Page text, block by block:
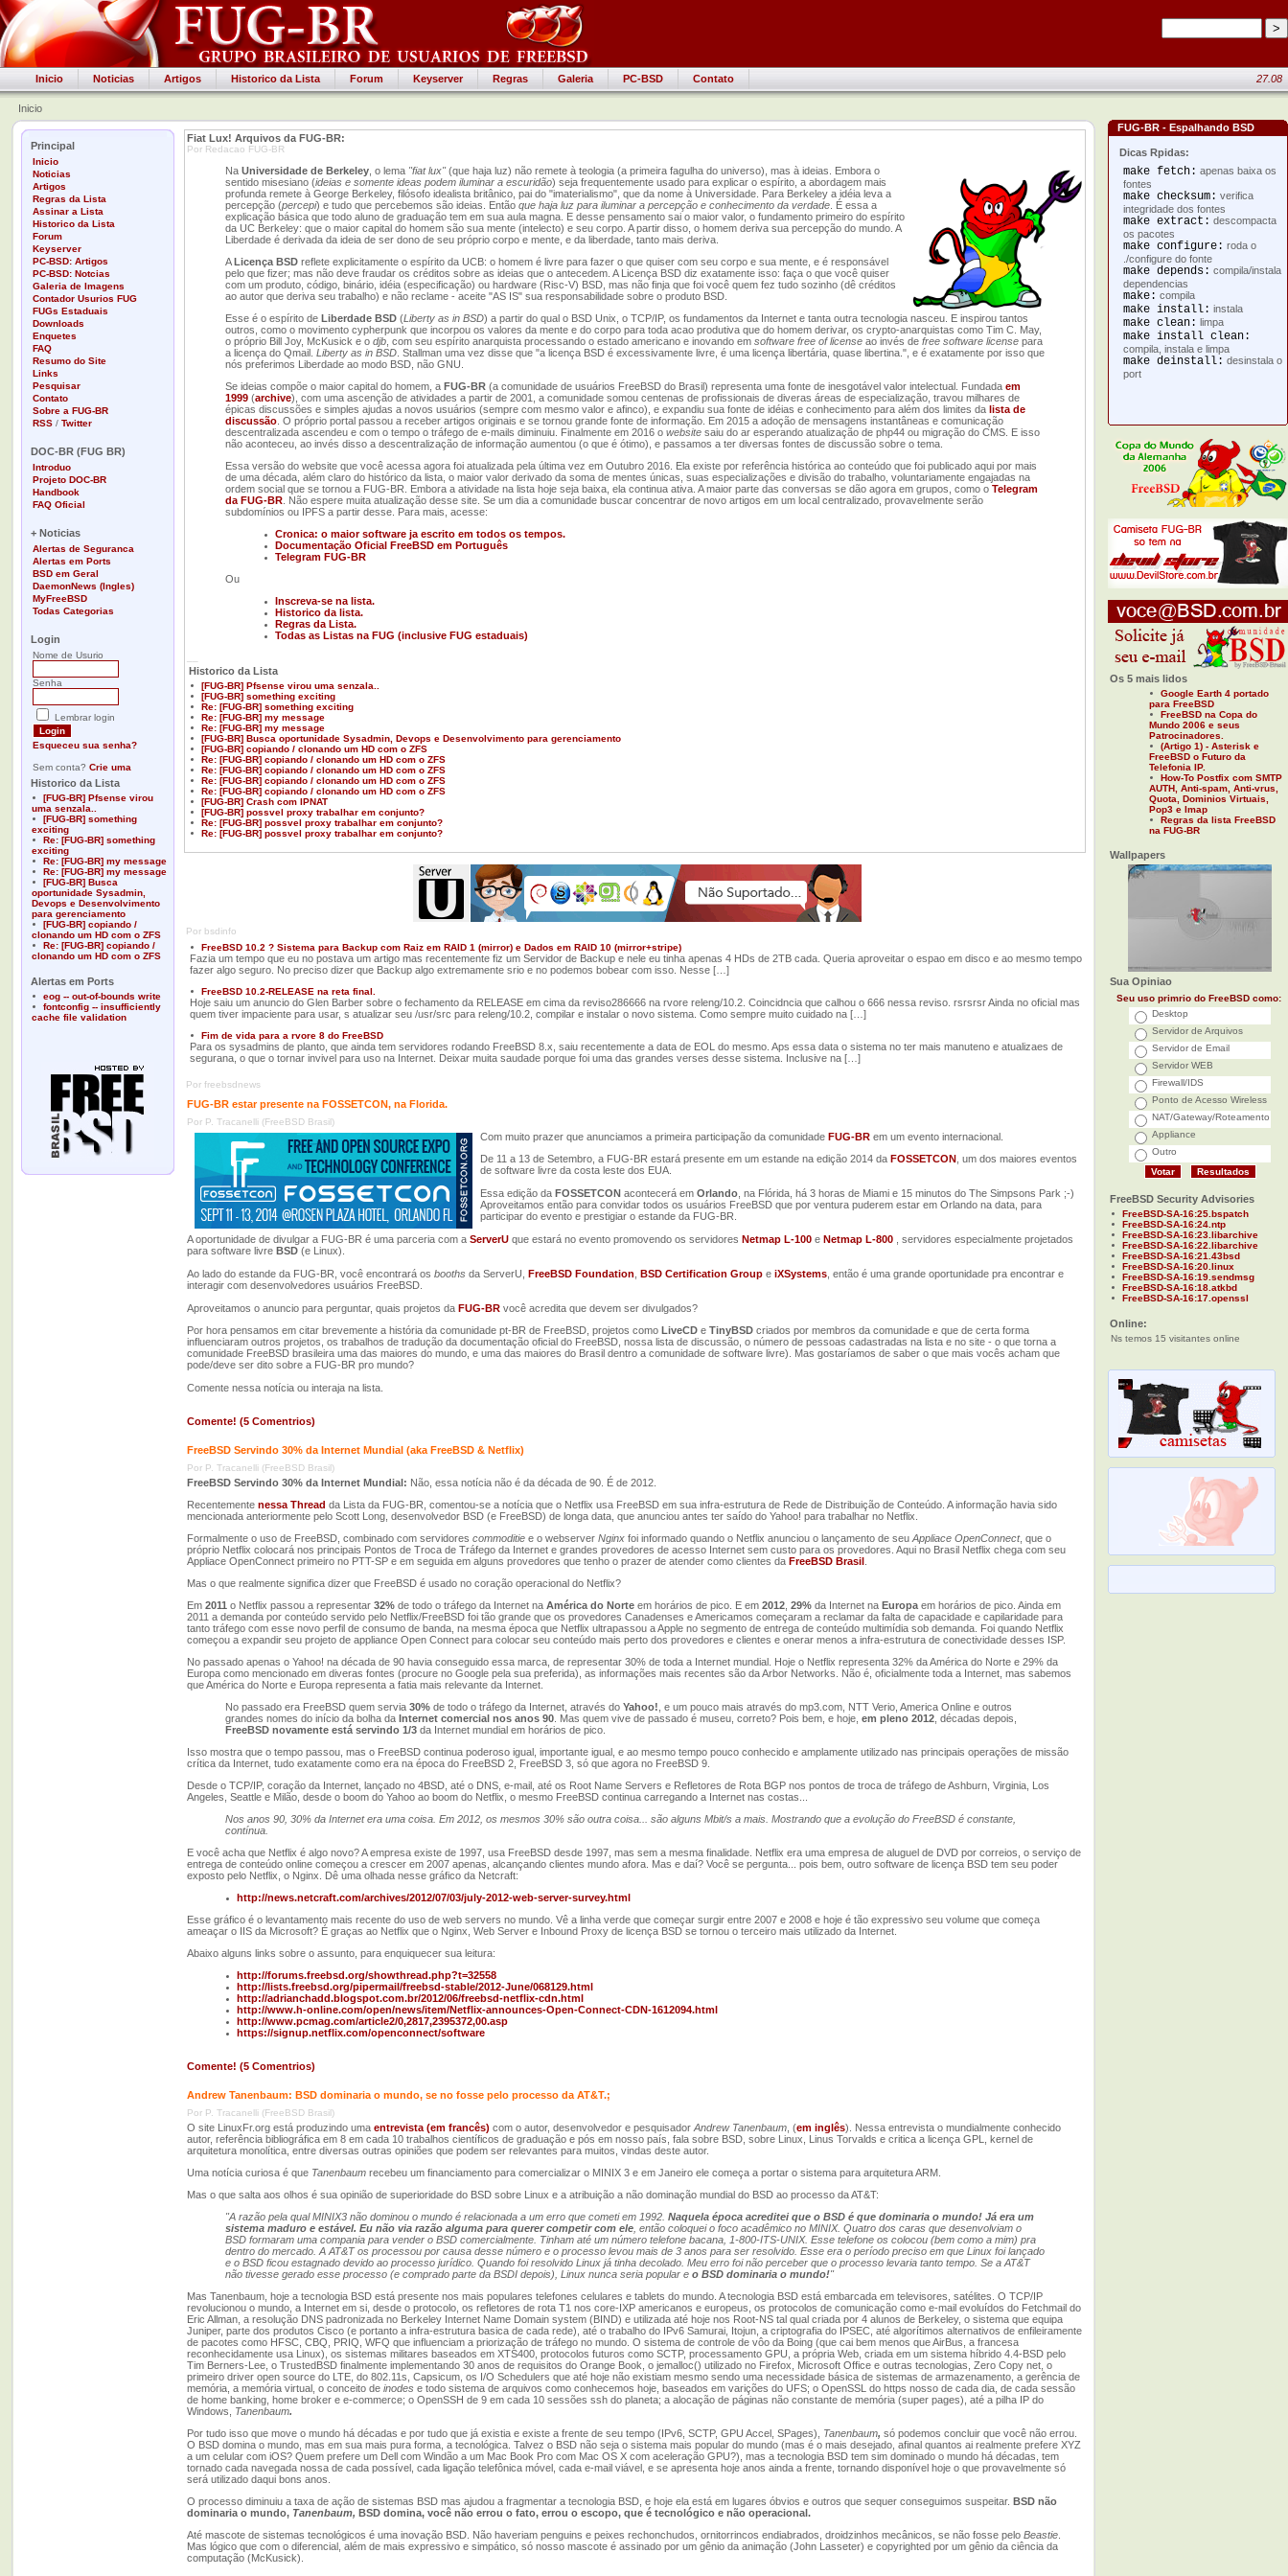
Inicio Noticias Artigos Historico da Lista Forum Keyserver Regras Galeria PC-BSD Contato 27.08
Inicio
Principal
Inicio
Noticias
Artigos
Regras da Lista
Assinar a Lista
Historico da Lista
Forum
Keyserver
PC-BSD: Artigos
PC-BSD: Notcias
Galeria de Imagens
Contador Usurios FUG
FUGs Estaduais
Downloads
Enquetes
FAQ
Resumo do Site
Links
Pesquisar
Contato
Sobre a FUG-BR
RSS / Twitter
DOC-BR (FUG BR)
Introduo
Projeto DOC-BR
Handbook
FAQ Oficial
+ Noticias
Alertas de Seguranca
Alertas em Ports
BSD em Geral
DaemonNews (Ingles)
MyFreeBSD
Todas Categorias
Login
Nome de Usurio
Senha
Lembrar login
Esqueceu sua senha?
Sem conta? Crie uma
Historico da Lista
[FUG-BR] Pfsense virou
uma senzala..
[FUG-BR] something
exciting
Re: [FUG-BR] something
exciting
Re: [FUG-BR] my message
Re: [FUG-BR] my message
[FUG-BR] Busca
oportunidade Sysadmin,
Devops e Desenvolvimento
para gerenciamento
[FUG-BR] copiando /
clonando um HD com o ZFS
Re: [FUG-BR] copiando /
clonando um HD com o ZFS
Alertas em Ports
eog -- out-of-bounds write
fontconfig -- insufficiently
cache file validation
Fiat Lux! Arquivos da FUG-BR:
Por Redacao FUG-BR
Na Universidade de Berkeley , o lema "fiat lux"(que haja luz) não remete à teologia (a primeira fagulha do universo), mas à ideias. Embora o
sentido misesiano (ideias e somente ideas podem iluminar a escuridão) seja frequentemente usado para explicar o espírito, a abordagem mais
profunda remete à George Berkeley, filósofo idealista britânico, pai do "imaterialismo", que da nome à Universidade. Para Berkeley a idéia leva a
percepção (percepi) e tudo que percebemos são ideias. Então que haja luz para iluminar a percepção e conhecimento da verdade . É essa a
explicação básica que todo aluno de graduação tem em sua aula magna. E desse pensamento sai o maior valor, o fundamento primeiro do espírito
da UC Berkeley: que o maior capital do homem são sua mente (intelecto) e seu corpo. A partir disso, o homem deriva sua percepção do mundo. A
Liberdade é derivada da ideia de ser dono de seu próprio corpo e mente, e da liberdade, tanto mais deriva.
ALicença BSD reflete explicitamente o espírito da UCB: o homem é livre para fazer o que quiser com seu corpo e sua mente, e é responsável
pelo que fizer; mas não deve fraudar os créditos sobre as ideias que o antecedem. A Licença BSD diz exatamente isso: faça o que você quiser
com um produto, código, binário, idéia (especificação) ou hardware (Risc-V) BSD, mas não finja que foi você quem fez tudo sozinho (dê créditos
ao autor que deriva seu trabalho) e não reclame - aceite "AS IS" sua responsabilidade sobre o produto BSD.
Esse é o espírito de Liberdade BSD (Liberty as in BSD) a partir do qual o BSD Unix, o TCP/IP, os fundamentos da Internet e tanta outra tecnologia nasceu. E inspirou tantos
outros, como o movimento cypherpunk que incorpou os valores da mente e do corpo para toda acao produtiva que do homem derivar, os crypto-anarquistas como Tim C. May,
o próprio Bill Joy, McKusick e o djb , com seu espírito anarquista processando o estado americano e inovando em software free of license ao invés de free software license para
a licença do Qmail. Liberty as in BSD . Stallman uma vez disse que "a licença BSD é excessivamente livre, é uma licença libertária, quase libertina.", e é exatamente por isso que
nós preferimos Liberdade ao modo BSD, não GNU.
Se ideias compõe o maior capital do homem, a FUG-BR (a comunidade de usuários FreeBSD do Brasil) representa uma fonte de inesgotável valor intelectual. Fundada em
1999 (archive), com uma ascenção de atividades a partir de 2001, a comunidade somou centenas de profissionais de diveras áreas de especialização, travou milhares de
épicas discussões e simples ajudas a novos usuários (sempre com mesmo valor e afinco), e expandiu sua fonte de idéias e conhecimento para além dos limites da lista de
discussão . O próprio portal passou a receber artigos originais e se tornou grande fonte de informação. Em 2015 a adoção de mensagens instantâneas e comunicação
descentralizada ascendeu e com o tempo o tráfego de e-mails diminuiu. Finalmente em 2016 o website saiu do ar esperando atualização de php44 ou migração do CMS. E isso
não aconteceu, ao invés disso a descentralização de informação aumentou (o que é ótimo), e passamos a ter diversas fontes de discussão sobre o tema.
Essa versão do website que você acessa agora foi atualizada pela última vez em Outubro 2016. Ela existe por referência histórica ao conteúdo que foi publicado aqui por mais
de uma década, além claro do histórico da lista, o maior valor derivado da soma de mentes únicas, suas especializações e divisão do trabalho, voluntariamente engajadas na
ordem social que se tornou a FUG-BR. Embora a atividade na lista hoje seja baixa, ela continua ativa. A maior parte das conversas se dão agora em grupos, como o Telegram
da FUG-BR . Não espere muita atualização desse site. Se um dia a comunidade buscar concentrar de novo artigos em um local centralizado, provavelmente serão
subdomínios ou IPFS a partir desse. Para mais, acesse:
Cronica: o maior software ja escrito em todos os tempos.
Documentação Oficial FreeBSD em Português
Telegram FUG-BR
Ou
Inscreva-se na lista.
Historico da lista.
Regras da Lista.
Todas as Listas na FUG (inclusive FUG estaduais)
Historico da Lista
[FUG-BR] Pfsense virou uma senzala..
[FUG-BR] something exciting
Re: [FUG-BR] something exciting
Re: [FUG-BR] my message
Re: [FUG-BR] my message
[FUG-BR] Busca oportunidade Sysadmin, Devops e Desenvolvimento para gerenciamento
[FUG-BR] copiando / clonando um HD com o ZFS
Re: [FUG-BR] copiando / clonando um HD com o ZFS
Re: [FUG-BR] copiando / clonando um HD com o ZFS
Re: [FUG-BR] copiando / clonando um HD com o ZFS
Re: [FUG-BR] copiando / clonando um HD com o ZFS
[FUG-BR] Crash com IPNAT
[FUG-BR] possvel proxy trabalhar em conjunto?
Re: [FUG-BR] possvel proxy trabalhar em conjunto?
Re: [FUG-BR] possvel proxy trabalhar em conjunto?
Por bsdinfo
FreeBSD 10.2 ? Sistema para Backup com Raiz em RAID 1 (mirror) e Dados em RAID 10 (mirror+stripe)
Fazia um tempo que eu no postava um artigo mas recentemente fiz um Servidor de Backup e nele eu tinha apenas 4 HDs de 2TB cada. Queria aproveitar o espao em disco e ao mesmo tempo
fazer algo seguro. No preciso dizer que Backup algo extremamente srio e no podemos bobear com isso. Nesse […]
FreeBSD 10.2-RELEASE na reta final.
Hoje saiu um anuncio do Glen Barber sobre o fechamento da RELEASE em cima da reviso286666 na rvore releng/10.2. Coincidncia que calhou o 666 nessa reviso. rsrsrsr Ainda no oficial mas
quem tiver impaciente para usar, s atualizar seu /usr/src para releng/10.2, compilar e instalar o novo sistema. Como sempre muito cuidado na […]
Fim de vida para a rvore 8 do FreeBSD
Para os sysadmins de planto, que ainda tem servidores rodando FreeBSD 8.x, saiu recentemente a data de EOL do mesmo. Aps essa data o sistema no ter mais manuteno e atualizaes de
segurana, o que o tornar invivel para uso na Internet. Deixar muita saudade porque foi uma das grandes verses desse sistema. Inclusive na […]
Por freebsdnews
FUG-BR estar presente na FOSSETCON, na Florida.
Por P. Tracanelli (FreeBSD Brasil)
Com muito prazer que anunciamos a primeira participação da comunidade FUG-BR em um evento internacional.
De 11 a 13 de Setembro, a FUG-BR estará presente em um estande na edição 2014 da FOSSETCON , um dos maiores eventos
de software livre da costa leste dos EUA.
Essa edição da FOSSETCON acontecerá em Orlando , na Flórida, há 3 horas de Miami e 15 minutos do The Simpsons Park ;-)
Aproveitamos então para convidar todos os usuários FreeBSD que por ventura puderem estar em Orlando na data, para
participar do evento e prestigiar o estande da FUG-BR.
A oportunidade de divulgar a FUG-BR é uma parceria com a ServerU que estará no evento promovendo os servidores Netmap L-100 e Netmap L-800 , servidores especialmente projetados
para software livre BSD (e Linux).
Ao lado do estande da FUG-BR, você encontrará os booths da ServerU, FreeBSD Foundation BSD Certification Group e iXSystems , então é uma grande oportunidade pra encontrar e
interagir com desenvolvedores usuários FreeBSD.
Aproveitamos o anuncio para perguntar, quais projetos da FUG-BR você acredita que devem ser divulgados?
Por hora pensamos em citar brevemente a história da comunidade pt-BR de FreeBSD, projetos como LiveCD e TinyBSD criados por membros da comunidade e que de certa forma
influenciaram outros projetos, os trabalhos de tradução da documentação oficial do FreeBSD, nossa lista de discussão, o número de pessoas cadastradas na lista e no site - o que torna a
comunidade FreeBSD brasileira uma das maiores do mundo, e uma das maiores do Brasil dentro a comunidade de software livre). Mas gostaríamos de saber o que mais vocês acham que
pode/deve ser dito sobre a FUG-BR pro mundo?
Comente nessa notícia ou interaja na lista.
Comente! (5 Comentrios)
FreeBSD Servindo 30% da Internet Mundial (aka FreeBSD & Netflix)
Por P. Tracanelli (FreeBSD Brasil)
FreeBSD Servindo 30% da Internet Mundial: Não, essa notícia não é da década de 90. É de 2012.
Recentemente nessa Thread da Lista da FUG-BR, comentou-se a notícia que o Netflix usa FreeBSD em sua infra-estrutura de Rede de Distribuição de Conteúdo. A informação havia sido
mencionada anteriormente pelo Scott Long, desenvolvedor BSD (e FreeBSD) de longa data, que anunciou antes ter saído do Yahoo! para trabalhar no Netflix.
Formalmente o uso de FreeBSD, combinado com servidores commoditie e o webserver Nginx foi informado quando o Netflix anunciou o lançamento de seu Appliace OpenConnect, que o
próprio Netflix colocará nos principais Pontos de Troca de Tráfego da Internet e grandes provedores de acesso Internet sem custo para os provedores. Aqui no Brasil Netflix chega com seu
Appliace OpenConnect primeiro no PTT-SP e em seguida em alguns provedores que tenho o prazer de atender como clientes da FreeBSD Brasil
Mas o que realmente significa dizer que FreeBSD é usado no coração operacional do Netflix?
Em 2011 o Netflix passou a representar 32% de todo o tráfego da Internet na América do Norte em horários de pico. E em 2012 29% da Internet na Europa em horários de pico. Ainda em
2011 a demanda por conteúdo servido pelo Netflix/FreeBSD foi tão grande que os provedores Canadenses e Americamos começaram a reclamar da falta de capacidade e capilaridade para
tanto tráfego com esse novo perfil de consumo de banda, na mesma época que Netflix ultrapassou a Apple no segmento de entrega de conteúdo multimídia sob demanda. Foi quando Netflix
começou a expandir seu projeto de appliance Open Connect para colocar seu conteúdo mais perto dos provedores e clientes e onerar menos a infra-estrutura de conectividade desses ISP.
No passado apenas o Yahoo! na década de 90 havia conseguido essa marca, de representar 30% de toda a Internet mundial. Hoje o Netflix representa 32% da América do Norte e 29% da
Europa como mencionado em diveras fontes (procure no Google pela sua preferida), as informações mais recentes são da Arbor Networks. Não é, oficialmente toda a Internet, mas sabemos
que América do Norte e Europa representa a fatia mais relevante da Internet.
No passado era FreeBSD quem servia 30% de todo o tráfego da Internet, através do Yahoo! , e um pouco mais através do mp3.com, NTT Verio, America Online e outros
grandes nomes do início da bolha da Internet comercial nos anos 90 . Mas quem vive de passado é museu, correto? Pois bem, e hoje, em pleno 2012 , décadas depois,
FreeBSD novamente está servindo 1/3 da Internet mundial em horários de pico.
Isso mostra que o tempo passou, mas o FreeBSD continua poderoso igual, importante igual, e ao mesmo tempo pouco conhecido e amplamente utilizado nas principais operações de missão
crítica da Internet, tudo exatamente como era na época do FreeBSD 2, FreeBSD 3, só que agora no FreeBSD 9.
Desde o TCP/IP, coração da Internet, lançado no 4BSD, até o DNS, e-mail, até os Root Name Servers e Refletores de Rota BGP nos pontos de troca de tráfego de Ashburn, Virginia, Los
Angeles, Seattle e Milão, desde o boom do Yahoo ao boom do Netflix, o mesmo FreeBSD continua carregando a Internet nas costas...
Nos anos 90, 30% da Internet era uma coisa. Em 2012, os mesmos 30% são outra coisa... são alguns Mbit/s a mais. Mostrando que a evolução do FreeBSD é constante,
contínua.
E você acha que Netflix é algo novo? A empresa existe de 1997, usa FreeBSD desde 1997, mas sem a mesma finalidade. Netflix era uma empresa de aluguel de DVD por correios, o serviço de
entrega de conteúdo online começou a crescer em 2007 apenas, alcançando clientes mundo afora. Mas e daí? Você se pergunta... pois bem, outro software de licença BSD tem seu poder
exposto pelo Netflix, o Nginx. Dê uma olhada nesse gráfico da Netcraft:
http://news.netcraft.com/archives/2012/07/03/july-2012-web-server-survey.html
Esse gráfico é o levantamento mais recente do uso de web servers no mundo. Vê a linha verde que começar surgir entre 2007 e 2008 e hoje é tão expressivo seu volume que começa
ameaçar o IIS da Microsoft? É graças ao Netflix que o Nginx, Web Server e Inbound Proxy de licença BSD se tornou o terceiro mais utilizado da Internet.
Abaixo alguns links sobre o assunto, para enquiquecer sua leitura:
http://forums.freebsd.org/showthread.php?t=32558
http://lists.freebsd.org/pipermail/freebsd-stable/2012-June/068129.html
http://adrianchadd.blogspot.com.br/2012/06/freebsd-netflix-cdn.html
http://www.h-online.com/open/news/item/Netflix-announces-Open-Connect-CDN-1612094.html
http://www.pcmag.com/article2/0,2817,2395372,00.asp
https://signup.netflix.com/openconnect/software
Comente! (5 Comentrios)
Andrew Tanenbaum: BSD dominaria o mundo, se no fosse pelo processo da AT&T.;
Por P. Tracanelli (FreeBSD Brasil)
O site LinuxFr.org está produzindo uma entrevista (em francês) com o autor, desenvolvedor e pesquisador Andrew Tanenbaum , (em inglês). Nessa entrevista o mundialmente conhecido
autor, referência bibliográfica em 8 em cada 10 trabalhos científicos de graduação e pós em nosso país, fala sobre BSD, sobre Linux, Linus Torvalds e critica a licença GPL, kernel de
arquitetura monolítica, entre diversas outras opiniões que podem ser relevantes para muitos, vindas deste autor.
Uma notícia curiosa é que Tanenbaum recebeu um financiamento para comercializar o MINIX 3 e em Janeiro ele começa a portar o sistema para arquitetura ARM.
Mas o que salta aos olhos é sua opinião de superioridade do BSD sobre Linux e a atribuição a não dominação mundial do BSD ao processo da AT&T:
"A razão pela qual MINIX3 não dominou o mundo é relacionada a um erro que cometi em 1992. Naquela época acreditei que o BSD é que dominaria o mundo! Já era um
sistema maduro e estável. Eu não via razão alguma para querer competir com ele , então coloquei o foco acadêmico no MINIX. Quatro dos caras que desenvolviam o
BSD formaram uma compania para vender o BSD comercialmente. Tinham até um número telefone bacana, 1-800-ITS-UNIX. Esse telefone os colocou (bem como a mim) pra
dentro do mercado. A AT&T os processou por causa desse número e o processo levou mais de 3 anos para ser resolvido. Esse era o período preciso em que Linux foi lançado
e o BSD ficou estagnado devido ao processo jurídico. Quando foi resolvido Linux já tinha decolado. Meu erro foi não perceber que o processo levaria tanto tempo. Se a AT&T
não tivesse gerado esse processo (e comprado parte da BSDI depois), Linux nunca seria popular e o BSD dominaria o mundo!"
Mas Tanenbaum, hoje a tecnologia BSD está presente nos mais populares telefones celulares e tablets do mundo. A tecnologia BSD está embarcada em televisores, satélites. O TCP/IP
revolucionou o mundo, a Internet em si, desde o protocolo, os refletores de rota T1 nos core-IXP americanos e europeus, os protocolos de comunicação como e-mail evoluídos do Fetchmail do
Eric Allman, a resolução DNS padronizada no Berkeley Internet Name Domain system (BIND) e utilizada até hoje nos Root-NS tal qual criada por 4 alunos de Berkeley, o sistema que equipa
Juniper, parte dos produtos Cisco (e portanto a infra-estrutura basica de cada rede), até o trabalho do IPv6 Samurai, Itojun, a criptografia do IPSEC, até algorítimos alternativos de enfileiramente
de pacotes como HFSC, CBQ, PRIQ, WFQ que influenciam a priorização de tráfego no mundo. O sistema de controle de vôo da Boing (que cai bem menos que AirBus, a francesa
reconhecidamente usa Linux), os sistemas militares baseados em XTS400, protocolos futuros como SCTP, processamento GPU, a própria Web, criada em um sistema híbrido 4.4-BSD pelo
Tim Berners-Lee, o TrustedBSD finalmente implementando 30 anos de requisitos do Orange Book, o jemalloc() utilizado no Firefox, Microsoft Office e outras tecnologias, Zero Copy net, o
primeiro driver open source do LTE, do 802.11s, Capsicum, os I/O Schedulers que até hoje não existiam mesmo sendo uma necessidade básica de sistemas de armazenamento, a gerência de
memória, a memória virtual, o conceito de inodes e todo sistema de arquivos como conhecemos hoje, baseados em varições do UFS; o OpenSSL do https nosso de cada dia, de cada sessão
de home banking, home broker e e-commerce; o OpenSSH de 9 em cada 10 sessões ssh do planeta; a alocação de páginas não constante de memória (super pages), até a pilha IP do
Windows, Tanenbaum.
Por tudo isso que move o mundo há décadas e por tudo que já existia e existe a frente de seu tempo (IPv6, SCTP, GPU Accel, SPages),
Tanenbaum, só podemos concluir que você não errou.
O BSD domina o mundo, mas em sua mais pura forma, a tecnológica. Talvez o BSD não seja o sistema mais popular do mundo (mas é o mais desejado, afinal quantos ai realmente prefere XYZ
a um celular com iOS? Quem prefere um Dell com Windão a um Mac Book Pro com Mac OS X com aceleração GPU?), mas a tecnologia BSD tem sim dominado o mundo há décadas, tem
tornado cada navegada nossa de cada possível, cada ligação telefônica móvel, cada e-mail viável, e se apresenta hoje anos ainda a frente, tornando disponível hoje o que provavelmente só
será utilizado daqui bons anos.
O processo diminuiu a taxa de ação de sistemas BSD mas ajudou a fragmentar a tecnologia BSD, e hoje ela está em lugares óbvios e outros que sequer conseguimos suspeitar. BSD não
dominaria o mundo, Tanenbaum, BSD domina, você não errou o fato, errou o escopo, que é tecnológico e não operacional.
Até mascote de sistemas tecnológicos é uma inovação BSD. Não haveriam penguins e peixes rechonchudos, ornitorrincos endiabrados, droidzinhos mecânicos, se não fosse pelo Beastie
Mas lógico que com o diferencial, além de mais expressivo e simpático, só nosso mascote é assinado por um gênio da animação (John Lasseter) e copyrighted por um gênio da ciência da
computação (McKusick).
FUG-BR - Espalhando BSD
Dicas Rpidas:
make fetch: apenas baixa os
fontes
make checksum: verifica
integridade dos fontes
make extract: descompacta
os pacotes
make configure: roda o
./configure do fonte
make depends: compila/instala
dependencias
make: compila
make install: instala
make clean: limpa
make install clean:
compila, instala e limpa
make deinstall: desinstala o
port
Os 5 mais lidos
Google Earth 4 portado
para FreeBSD
FreeBSD na Copa do
Mundo 2006 e seus
Patrocinadores.
(Artigo 1) - Asterisk e
FreeBSD o Futuro da
Telefonia IP.
How-To Postfix com SMTP
AUTH, Anti-spam, Anti-vrus,
Quota, Dominios Virtuais,
Pop3 e Imap
Regras da lista FreeBSD
na FUG-BR
Wallpapers
Sua Opiniao
Seu uso primrio do FreeBSD como:
Desktop
Servidor de Arquivos
Servidor de Email
Servidor WEB
Firewall/IDS
Ponto de Acesso Wireless
NAT/Gateway/Roteamento
Appliance
Outro
FreeBSD Security Advisories
FreeBSD-SA-16:25.bspatch
FreeBSD-SA-16:24.ntp
FreeBSD-SA-16:23.libarchive
FreeBSD-SA-16:22.libarchive
FreeBSD-SA-16:21.43bsd
FreeBSD-SA-16:20.linux
FreeBSD-SA-16:19.sendmsg
FreeBSD-SA-16:18.atkbd
FreeBSD-SA-16:17.openssl
Online:
Ns temos 15 visitantes online